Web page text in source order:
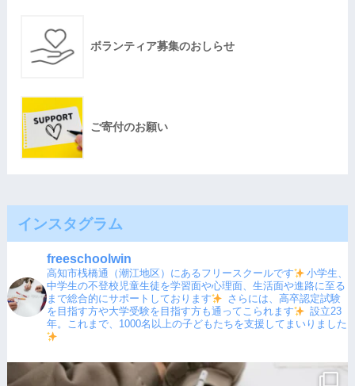
ボランティア募集のおしらせ
ご寄付のお願い
インスタグラム
freeschoolwin
高知市桟橋通（潮江地区）にあるフリースクールです
小学生、
中学生の不登校児童生徒を学習面や心理面、生活面や進路に至る
まで総合的にサポートしております
さらには、高卒認定試験
を目指す方や大学受験を目指す方も通ってこられます
設立23
年。これまで、1000名以上の子どもたちを支援してまいりました